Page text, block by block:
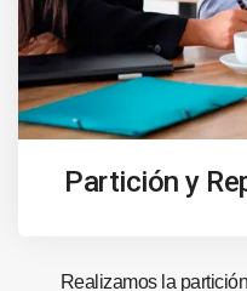
Partición y
Realizamos la